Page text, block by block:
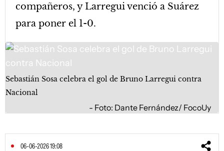
compañeros, y Larregui venció a Suárez
para poner el 1-0.
Sebastián Sosa celebra el gol de Bruno Larregui contra
Nacional
Foto: Dante Fernández/ FocoUy
06-06-2026 19:08